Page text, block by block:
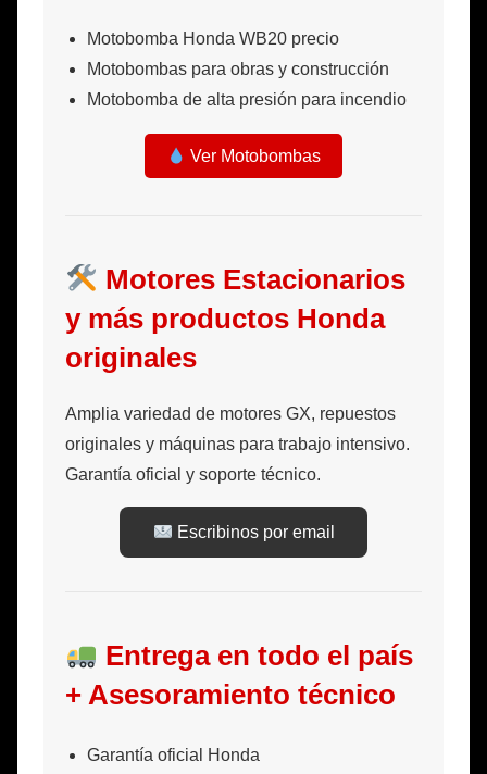
Motobomba Honda WB20 precio
Motobombas para obras y construcción
Motobomba de alta presión para incendio
Ver Motobombas
Motores Estacionarios
y más productos Honda
originales
Amplia variedad de motores GX, repuestos
originales y máquinas para trabajo intensivo.
Garantía oficial y soporte técnico.
Escribinos por email
Entrega en todo el país
+ Asesoramiento técnico
Garantía oficial Honda